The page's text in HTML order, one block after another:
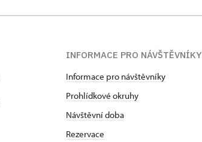
INFORMACE PRO NÁVŠTĚVNÍKY
Informace pro návštěvníky
Prohlídkové okruhy
Návštěvní doba
Rezervace